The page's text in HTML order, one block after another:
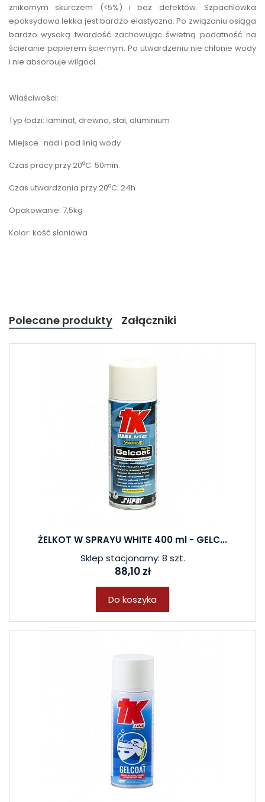
znikomym skurczem (<5%) i bez defektów. Szpachlówka
epoksydowa lekka jest bardzo elastyczna. Po związaniu osiąga
bardzo wysoką twardość zachowując świetną podatność na
ścieranie papierem ściernym. Po utwardzeniu nie chłonie wody
i nie absorbuje wilgoci.
Właściwości:
Typ łodzi: laminat, drewno, stal, aluminium
Miejsce : nad i pod linią wody
Czas pracy przy 20oC: 50min.
Czas utwardzania przy 20oC: 24h
Opakowanie: 7,5kg
Kolor: kość słoniowa
Polecane produkty Załączniki
ŻELKOT W SPRAYU WHITE 400 ml - GELC...
Sklep stacjonarny: 8 szt.
88,10 zł
Do koszyka